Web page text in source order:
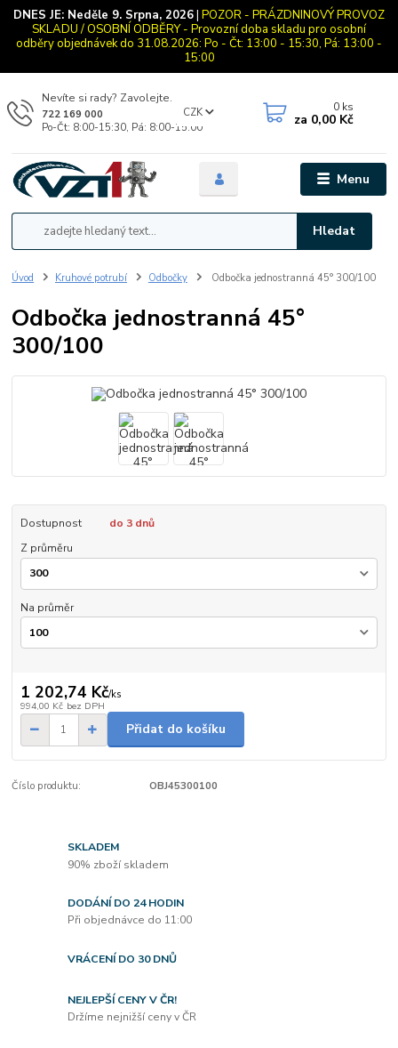
DNES JE: Neděle 9. Srpna, 2026| POZOR - PRÁZDNINOVÝ PROVOZ
SKLADU / OSOBNÍ ODBĚRY - Provozní doba skladu pro osobní
odběry objednávek do 31.08.2026: Po - Čt: 13:00 - 15:30, Pá: 13:00 -
15:00
Menu
CZK
Hledat
Nevíte si rady? Zavolejte.
722 169 000
Po-Čt: 8:00-15:30, Pá: 8:00-15:00
0 ks
za 0,00 Kč
Úvod Kruhové potrubí Odbočky Odbočka jednostranná 45° 300/100
Odbočka jednostranná 45°
300/100
Dostupnost
do 3 dnů
Z průměru
Na průměr
1 202,74 Kč/ks
994,00 Kč bez DPH
Přidat do košíku
Číslo produktu: OBJ45300100
SKLADEM
90% zboží skladem
DODÁNÍ DO 24 HODIN
Při objednávce do 11:00
VRÁCENÍ DO 30 DNŮ
NEJLEPŠÍ CENY V ČR!
Držíme nejnižší ceny v ČR